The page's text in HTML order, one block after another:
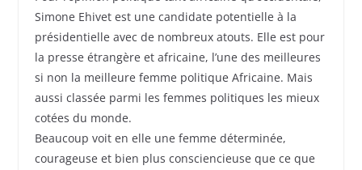
Simone Ehivet est une candidate potentielle à la
présidentielle avec de nombreux atouts. Elle est pour
la presse étrangère et africaine, l’une des meilleures
si non la meilleure femme politique Africaine. Mais
aussi classée parmi les femmes politiques les mieux
cotées du monde.
Beaucoup voit en elle une femme déterminée,
courageuse et bien plus consciencieuse que ce que